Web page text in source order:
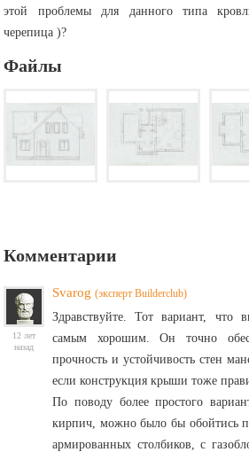
этой проблемы для данного типа
черепица )?
Файлы
Комментарии
12 лет
назад
Svarog (эксперт Builderclub)
Здравствуйте. Тот вариант, что
самым хорошим. Он точно
прочность и устойчивость стен
если конструкция крыши тоже
По поводу более простого
кирпич, можно было бы обойтись
армированных столбиков, с